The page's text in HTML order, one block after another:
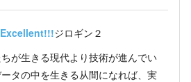
Excellent!!!ジロギン２
が生きる現代より技術が進んでい
タの中を生きる从間になれば、実